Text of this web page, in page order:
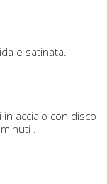
e satinata.
acciaio con disco
.